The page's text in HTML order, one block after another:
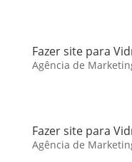
Fazer site para
Agência de
Fazer site para
Agência de